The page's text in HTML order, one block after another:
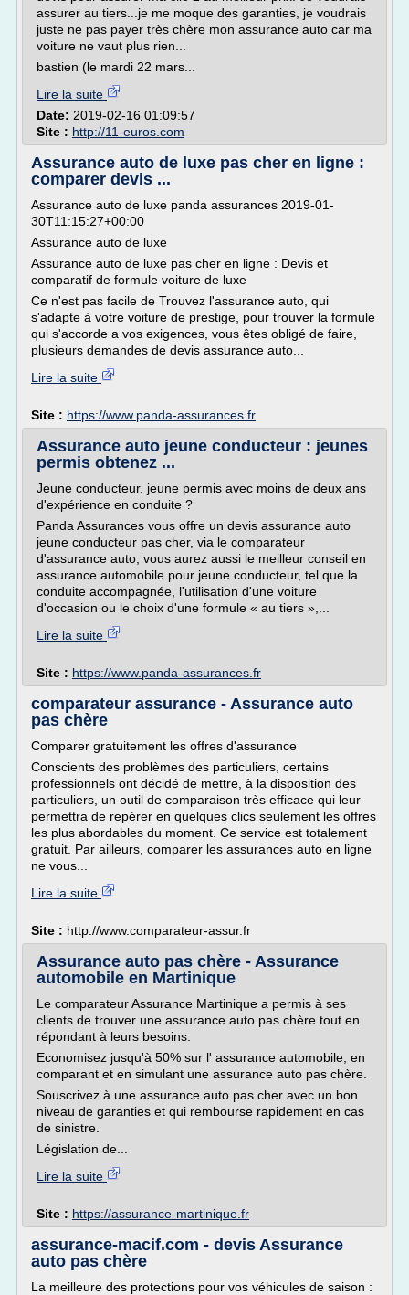
assurer au tiers...je me moque des garanties, je voudrais
juste ne pas payer très chère mon assurance auto car ma
voiture ne vaut plus rien...
bastien (le mardi 22 mars...
Lire la suite
Date: 2019-02-16 01:09:57
Site : http://11-euros.com
Assurance auto de luxe pas cher en ligne :
comparer devis ...
Assurance auto de luxe panda assurances 2019-01-
30T11:15:27+00:00
Assurance auto de luxe
Assurance auto de luxe pas cher en ligne : Devis et
comparatif de formule voiture de luxe
Ce n'est pas facile de Trouvez l'assurance auto, qui
s'adapte à votre voiture de prestige, pour trouver la formule
qui s'accorde a vos exigences, vous êtes obligé de faire,
plusieurs demandes de devis assurance auto...
Lire la suite
Site : https://www.panda-assurances.fr
Assurance auto jeune conducteur : jeunes
permis obtenez ...
Jeune conducteur, jeune permis avec moins de deux ans
d'expérience en conduite ?
Panda Assurances vous offre un devis assurance auto
jeune conducteur pas cher, via le comparateur
d'assurance auto, vous aurez aussi le meilleur conseil en
assurance automobile pour jeune conducteur, tel que la
conduite accompagnée, l'utilisation d'une voiture
d'occasion ou le choix d'une formule « au tiers »,...
Lire la suite
Site : https://www.panda-assurances.fr
comparateur assurance - Assurance auto
pas chère
Comparer gratuitement les offres d'assurance
Conscients des problèmes des particuliers, certains
professionnels ont décidé de mettre, à la disposition des
particuliers, un outil de comparaison très efficace qui leur
permettra de repérer en quelques clics seulement les offres
les plus abordables du moment. Ce service est totalement
gratuit. Par ailleurs, comparer les assurances auto en ligne
ne vous...
Lire la suite
Site : http://www.comparateur-assur.fr
Assurance auto pas chère - Assurance
automobile en Martinique
Le comparateur Assurance Martinique a permis à ses
clients de trouver une assurance auto pas chère tout en
répondant à leurs besoins.
Economisez jusqu'à 50% sur l' assurance automobile, en
comparant et en simulant une assurance auto pas chère.
Souscrivez à une assurance auto pas cher avec un bon
niveau de garanties et qui rembourse rapidement en cas
de sinistre.
Législation de...
Lire la suite
Site : https://assurance-martinique.fr
assurance-macif.com - devis Assurance
auto pas chère
La meilleure des protections pour vos véhicules de saison :